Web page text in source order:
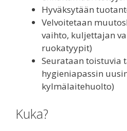
Hyväksytään
Velvoitetaan
vaihto, kuljettajan
ruokatyypit)
Seurataan toistuvia
hygieniapassin
kylmälaitehuolto)
Kuka?